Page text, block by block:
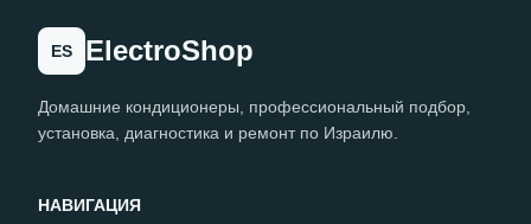
ES ElectroShop
Домашние кондиционеры, профессиональный подбор,
установка, диагностика и ремонт по Израилю.
НАВИГАЦИЯ